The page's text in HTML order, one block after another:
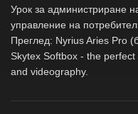
Урок за администриране
управление на
Преглед: Nyrius Aries Pro
Skytex Softbox - the
and videography.